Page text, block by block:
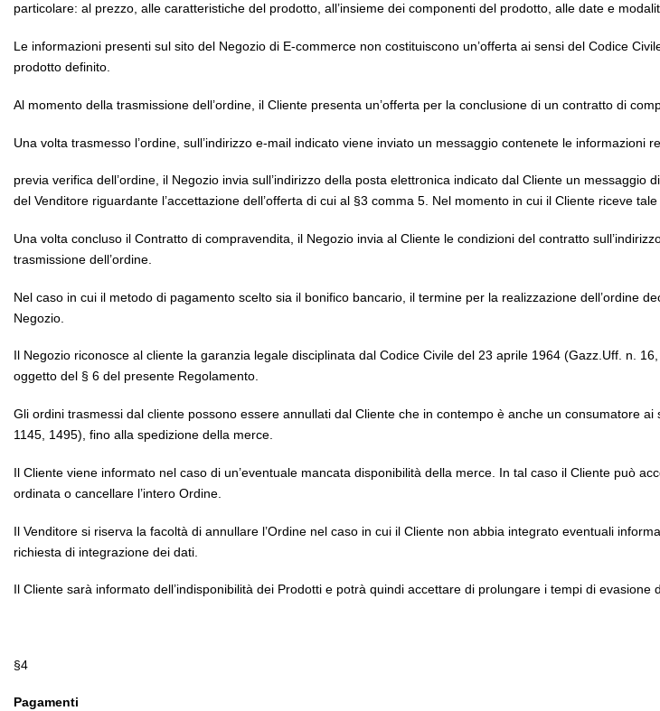
particolare: al prezzo, alle caratteristiche del prodotto, all’insieme dei componenti del prodotto, alle date e
Le informazioni presenti sul sito del Negozio di E-commerce non costituiscono un’offerta ai sensi del Codice
prodotto definito.
Al momento della trasmissione dell’ordine, il Cliente presenta un’offerta per la conclusione di un contratto di
Una volta trasmesso l’ordine, sull’indirizzo e-mail indicato viene inviato un messaggio contenete le informazioni
previa verifica dell’ordine, il Negozio invia sull’indirizzo della posta elettronica indicato dal Cliente un messaggio
del Venditore riguardante l’accettazione dell’offerta di cui al §3 comma 5. Nel momento in cui il Cliente riceve
Una volta concluso il Contratto di compravendita, il Negozio invia al Cliente le condizioni del contratto
trasmissione dell’ordine.
Nel caso in cui il metodo di pagamento scelto sia il bonifico bancario, il termine per la realizzazione dell’ordine
Negozio.
Il Negozio riconosce al cliente la garanzia legale disciplinata dal Codice Civile del 23 aprile 1964 (Gazz.Uff. n.
oggetto del § 6 del presente Regolamento.
Gli ordini trasmessi dal cliente possono essere annullati dal Cliente che in contempo è anche un consumatore
1145, 1495), fino alla spedizione della merce.
Il Cliente viene informato nel caso di un’eventuale mancata disponibilità della merce. In tal caso il Cliente può
ordinata o cancellare l’intero Ordine.
Il Venditore si riserva la facoltà di annullare l’Ordine nel caso in cui il Cliente non abbia integrato eventuali
richiesta di integrazione dei dati.
Il Cliente sarà informato dell’indisponibilità dei Prodotti e potrà quindi accettare di prolungare i tempi di evasione
§4
Pagamenti